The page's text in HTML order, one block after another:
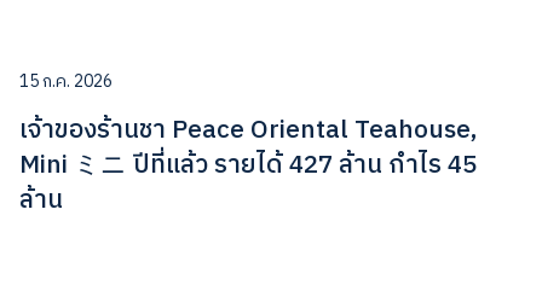
15 ก.ค. 2026
เจ้าของร้านชา Peace Oriental Teahouse,
Mini ミニ ปีที่แล้ว รายได้ 427 ล้าน กำไร 45
ล้าน